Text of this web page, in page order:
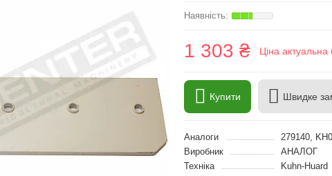
1 303 ₴ Ціна актуальна
Купити Швидке
Аналоги
279140,
Виробник
АНАЛОГ
Техніка
Kuhn-Huard